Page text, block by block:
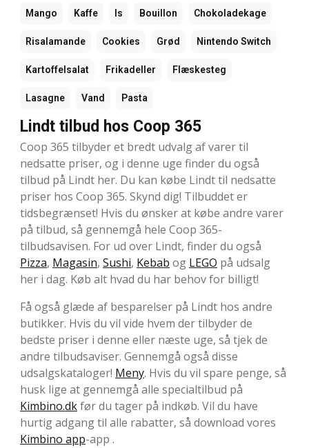
Mango Kaffe Is Bouillon Chokoladekage
Risalamande Cookies Grød Nintendo Switch
Kartoffelsalat Frikadeller Flæskesteg
Lasagne Vand Pasta
Lindt tilbud hos Coop 365
Coop 365 tilbyder et bredt udvalg af varer til
nedsatte priser, og i denne uge finder du også
tilbud på Lindt her. Du kan købe Lindt til nedsatte
priser hos Coop 365. Skynd dig! Tilbuddet er
tidsbegrænset! Hvis du ønsker at købe andre varer
på tilbud, så gennemgå hele Coop 365-
tilbudsavisen. For ud over Lindt, finder du også
Pizza, Magasin, Sushi, Kebab og LEGO på udsalg
her i dag. Køb alt hvad du har behov for billigt!
Få også glæde af besparelser på Lindt hos andre
butikker. Hvis du vil vide hvem der tilbyder de
bedste priser i denne eller næste uge, så tjek de
andre tilbudsaviser. Gennemgå også disse
udsalgskataloger! Meny. Hvis du vil spare penge, så
husk lige at gennemgå alle specialtilbud på
Kimbino.dkfør du tager på indkøb. Vil du have
hurtig adgang til alle rabatter, så download vores
Kimbino app-app .